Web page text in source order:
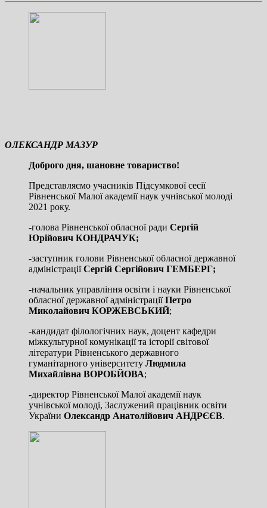
ОЛЕКСАНДР МАЗУР
Доброго дня, шановне товариство!
Представляємо учасників Підсумкової сесії
Рівненської Малої академії наук учнівської молоді
2021 року.
-голова Рівненської обласної ради Сергій
Юрійович КОНДРАЧУК;
-заступник голови Рівненської обласної державної
адміністраціїСергій Сергійович ГЕМБЕРГ;
-начальник управління освіти і науки Рівненської
обласної державної адміністраціїПетро
Миколайович КОРЖЕВСЬКИЙ;
-кандидат філологічних наук, доцент кафедри
міжкультурної комунікації та історії світової
літератури Рівненського державного
гуманітарного університету Людмила
Михайлівна ВОРОБЙОВА;
-директор Рівненської Малої академії наук
учнівської молоді, Заслужений працівник освіти
України Олександр Анатолійович АНДРЄЄВ.